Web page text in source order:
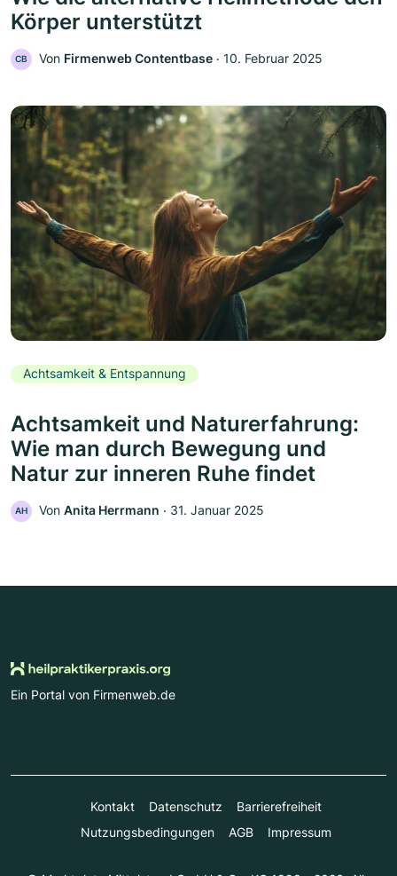
Körper unterstützt
CB Von Firmenweb Contentbase ‧ 10. Februar 2025
Achtsamkeit & Entspannung
Achtsamkeit und Naturerfahrung:
Wie man durch Bewegung und
Natur zur inneren Ruhe findet
AH Von Anita Herrmann ‧ 31. Januar 2025
Ein Portal von Firmenweb.de
Kontakt Datenschutz
Barrierefreiheit
Nutzungsbedingungen
AGB Impressum